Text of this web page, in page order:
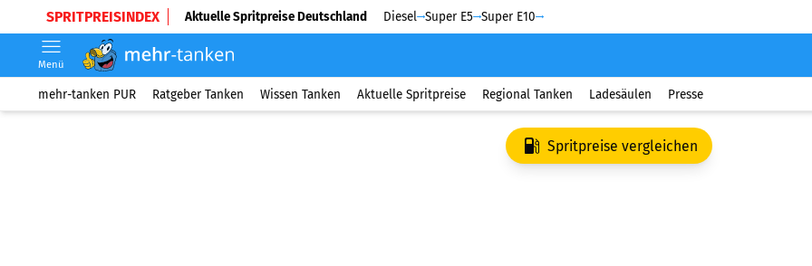
SPRITPREISINDEX Aktuelle Spritpreise Deutschland Diesel Super E5 Super E10
Menü
mehr-tanken PUR Ratgeber Tanken Wissen Tanken Aktuelle Spritpreise Regional Tanken Ladesäulen Presse
Spritpreise vergleichen